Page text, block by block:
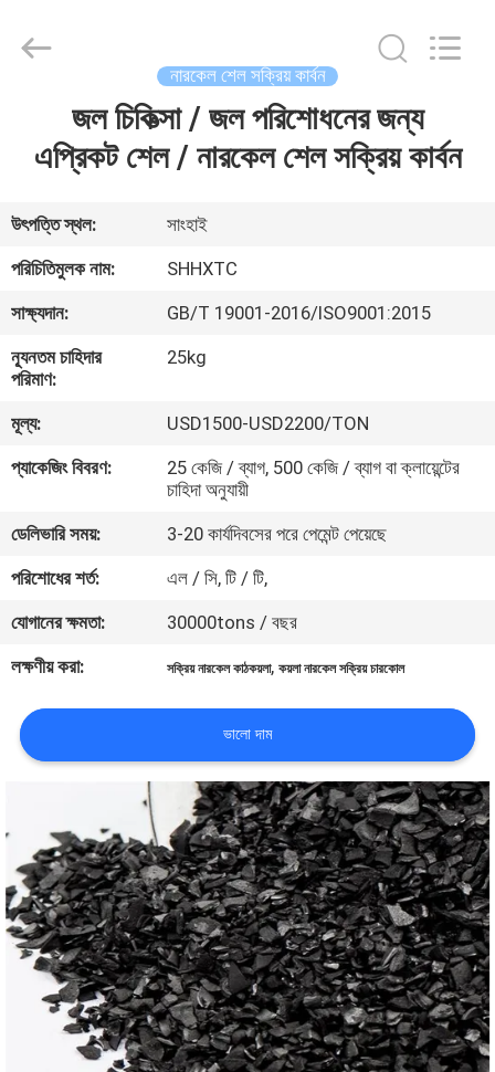
আমাদের
সম্পর্কে
কারখানা
ভ্রমণ
মান
নিয়ন্ত্রণ
যোগাযোগ
করুন
খবর
সাইট
PRIVACY
POLICY
Carbon
Co.,Ltd..
নারকেল শেল সক্রিয় কার্বন
জল চিকিত্সা / জল পরিশোধনের জন্য
এপ্রিকট শেল / নারকেল শেল সক্রিয় কার্বন
উৎপত্তি স্থল:
সাংহাই
পরিচিতিমুলক নাম:
SHHXTC
সাক্ষ্যদান:
GB/T 19001-2016/ISO9001:2015
ন্যূনতম চাহিদার
পরিমাণ:
25kg
মূল্য:
USD1500-USD2200/TON
প্যাকেজিং বিবরণ:
25 কেজি / ব্যাগ, 500 কেজি / ব্যাগ বা ক্লায়েন্টের
চাহিদা অনুযায়ী
ডেলিভারি সময়:
3-20 কার্যদিবসের পরে পেমেন্ট পেয়েছে
পরিশোধের শর্ত:
এল / সি, টি / টি,
যোগানের ক্ষমতা:
30000tons / বছর
লক্ষণীয় করা:
সক্রিয় নারকেল কাঠকয়লা,কয়লা নারকেল সক্রিয় চারকোল
ভালো দাম